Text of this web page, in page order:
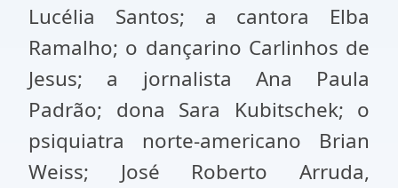
Lucélia Santos; a cantora Elba
Ramalho; o dançarino Carlinhos de
Jesus; a jornalista Ana Paula
Padrão; dona Sara Kubitschek; o
psiquiatra norte-americano Brian
Weiss; José Roberto Arruda,